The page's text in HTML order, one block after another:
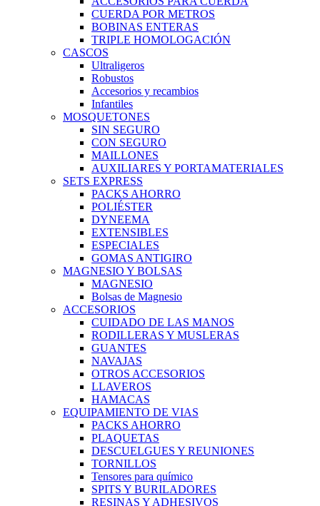
CUERDA POR METROS
BOBINAS ENTERAS
TRIPLE HOMOLOGACIÓN
CASCOS
Ultraligeros
Robustos
Accesorios y recambios
Infantiles
MOSQUETONES
SIN SEGURO
CON SEGURO
MAILLONES
AUXILIARES Y PORTAMATERIALES
SETS EXPRESS
PACKS AHORRO
POLIÉSTER
DYNEEMA
EXTENSIBLES
ESPECIALES
GOMAS ANTIGIRO
MAGNESIO Y BOLSAS
MAGNESIO
Bolsas de Magnesio
ACCESORIOS
CUIDADO DE LAS MANOS
RODILLERAS Y MUSLERAS
GUANTES
NAVAJAS
OTROS ACCESORIOS
LLAVEROS
HAMACAS
EQUIPAMIENTO DE VIAS
PACKS AHORRO
PLAQUETAS
DESCUELGUES Y REUNIONES
TORNILLOS
Tensores para químico
SPITS Y BURILADORES
RESINAS Y ADHESIVOS